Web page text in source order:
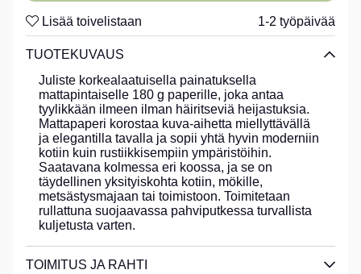
Lisää toivelistaan 1-2 työpäivää
TUOTEKUVAUS
Juliste korkealaatuisella painatuksella
mattapintaiselle 180 g paperille, joka antaa
tyylikkään ilmeen ilman häiritseviä heijastuksia.
Mattapaperi korostaa kuva-aihetta miellyttävällä
ja elegantilla tavalla ja sopii yhtä hyvin moderniin
kotiin kuin rustiikkisempiin ympäristöihin.
Saatavana kolmessa eri koossa, ja se on
täydellinen yksityiskohta kotiin, mökille,
metsästysmajaan tai toimistoon. Toimitetaan
rullattuna suojaavassa pahviputkessa turvallista
kuljetusta varten.
TOIMITUS JA RAHTI